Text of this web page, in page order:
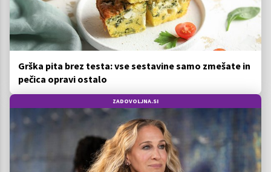
Grška pita brez testa: vse sestavine samo zmešate in
pečica opravi ostalo
ZADOVOLJNA.SI